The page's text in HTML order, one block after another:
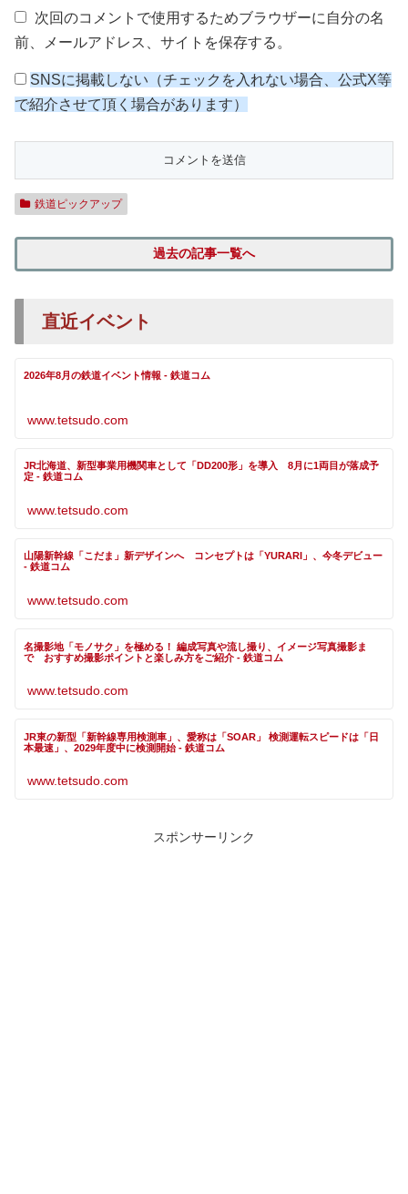
次回のコメントで使用するためブラウザーに自分の名
前、メールアドレス、サイトを保存する。
SNSに掲載しない（チェックを入れない場合、公式X等
で紹介させて頂く場合があります）
鉄道ピックアップ
過去の記事一覧へ
直近イベント
2026年8月の鉄道イベント情報 - 鉄道コム
www.tetsudo.com
JR北海道、新型事業用機関車として「DD200形」を導入 8月に1両目が落成予
定 - 鉄道コム
www.tetsudo.com
山陽新幹線「こだま」新デザインへ コンセプトは「YURARI」、今冬デビュー
- 鉄道コム
www.tetsudo.com
名撮影地「モノサク」を極める！ 編成写真や流し撮り、イメージ写真撮影ま
で おすすめ撮影ポイントと楽しみ方をご紹介 - 鉄道コム
www.tetsudo.com
JR東の新型「新幹線専用検測車」、愛称は「SOAR」 検測運転スピードは「日
本最速」、2029年度中に検測開始 - 鉄道コム
www.tetsudo.com
スポンサーリンク